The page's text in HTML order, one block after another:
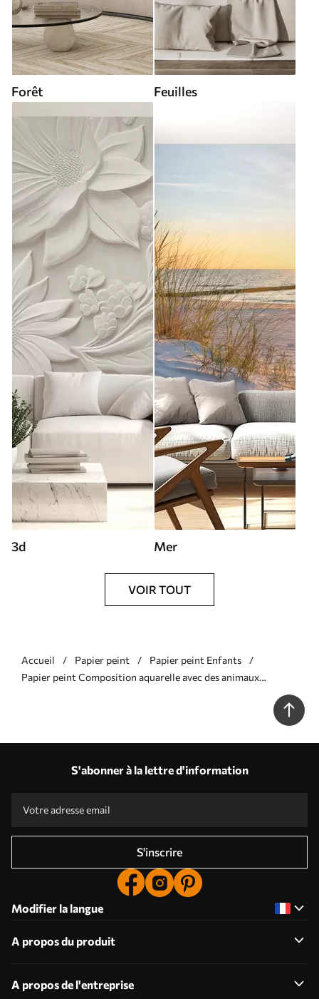
Forêt Feuilles
3d Mer
VOIR TOUT
Accueil Papier peint
Papier peint Enfants
Papier peint Composition aquarelle avec des animaux
S'abonner à la lettre d'information
S'inscrire
Modifier la langue
A propos du produit
A propos de l'entreprise